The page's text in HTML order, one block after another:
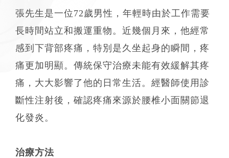
張先生是一位72歲男性，年輕時由於工作需要
長時間站立和搬運重物。近幾個月來，他經常
感到下背部疼痛，特別是久坐起身的瞬間，疼
痛更加明顯。傳統保守治療未能有效緩解其疼
痛，大大影響了他的日常生活。經醫師使用診
斷性注射後，確認疼痛來源於腰椎小面關節退
化發炎。
治療方法